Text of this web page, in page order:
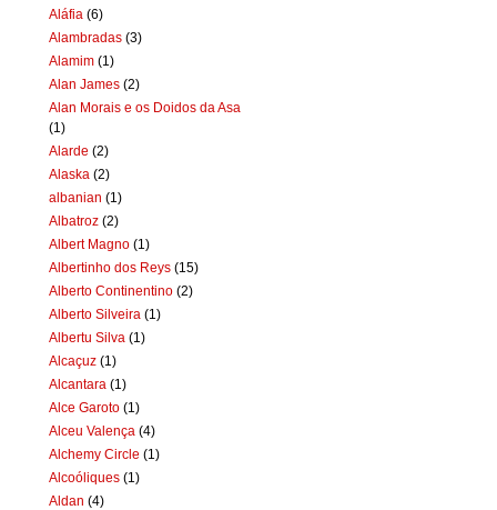
Aláfia (6)
Alambradas (3)
Alamim (1)
Alan James (2)
Alan Morais e os Doidos da Asa
(1)
Alarde (2)
Alaska (2)
albanian (1)
Albatroz (2)
Albert Magno (1)
Albertinho dos Reys (15)
Alberto Continentino (2)
Alberto Silveira (1)
Albertu Silva (1)
Alcaçuz (1)
Alcantara (1)
Alce Garoto (1)
Alceu Valença (4)
Alchemy Circle (1)
Alcoóliques (1)
Aldan (4)